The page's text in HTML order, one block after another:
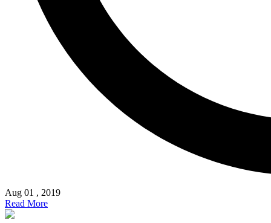
Aug 01 , 2019
Read More